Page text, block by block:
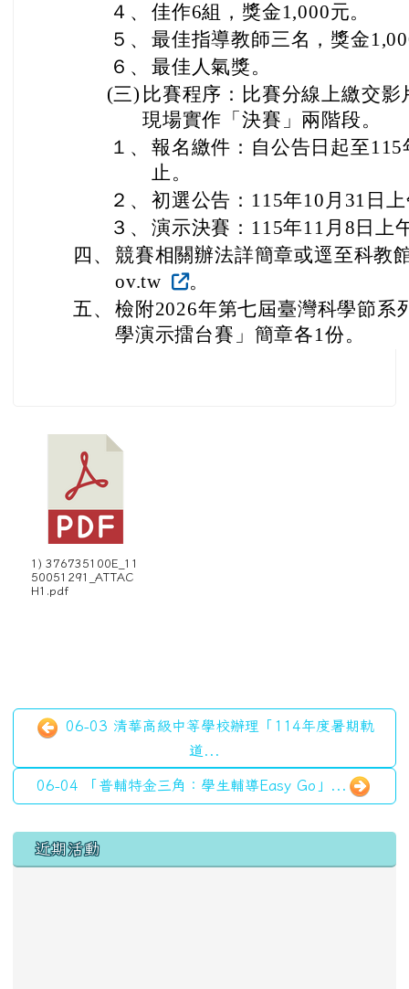
４、 佳作6組，獎金1,000元。
５、 最佳指導教師三名，獎金
６、 最佳人氣獎。
(三) 比賽程序：比賽分線上繳交
現場實作「決賽」兩階段。
１、 報名繳件：自公告日起至
止。
２、 初選公告：115年10月31日
３、 演示決賽：115年11月8日上
四、 競賽相關辦法詳簡章或逕至科教
ov.tw
。
五、 檢附2026年第七屆臺灣科學節系
學演示擂台賽」簡章各1份。
1) 376735100E_11
50051291_ATTAC
H1.pdf
06-03 清華高級中等學校辦理「114年度暑期軌
道...
06-04 「普輔特金三角：學生輔導Easy Go」...
左邊區域內容
近期活動